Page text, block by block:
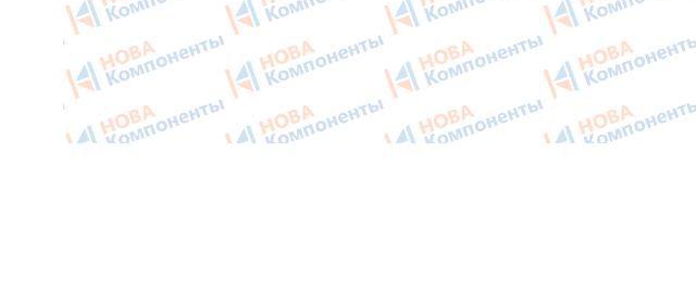
Блоки СКЗИ (НКМ)
Картриджи для принтеров
этикеток